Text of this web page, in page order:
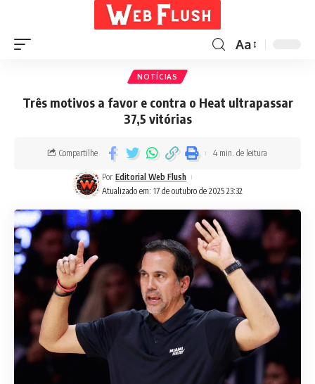
Aa
NOTÍCIAS
Três motivos a favor e contra o Heat ultrapassar
37,5 vitórias
Atualizado em: 17 de outubro de 2025 23:32
Por Editorial Web Flush
Compartilhe 4 min. de leitura